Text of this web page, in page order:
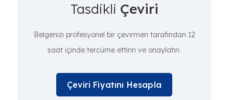
Tasdikli Çeviri
Belgenizi profesyonel bir çevirmen tarafından 12
saat içinde tercüme ettirin ve onaylatın.
Çeviri Fiyatını Hesapla